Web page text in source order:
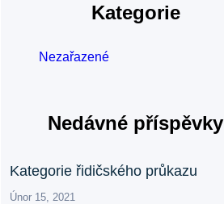
Kategorie
Nezařazené
Nedávné příspěvky
Kategorie řidičského průkazu
Únor 15, 2021